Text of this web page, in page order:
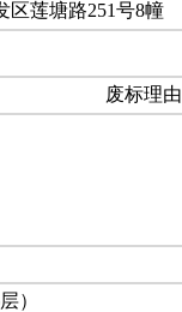
区莲塘路251号8幢
废标理由
）